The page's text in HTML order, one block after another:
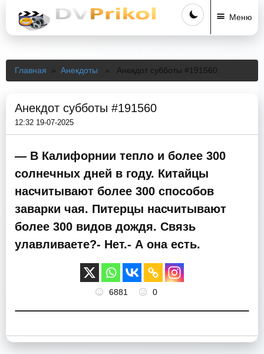
Меню
Главная » Анекдоты » Анекдот субботы #191560
Анекдот субботы #191560
12:32 19-07-2025
— В Калифорнии тепло и более 300
солнечных дней в году. Китайцы
насчитывают более 300 способов
заварки чая. Питерцы насчитывают
более 300 видов дождя. Связь
улавливаете?- Нет.- А она есть.
6881 0